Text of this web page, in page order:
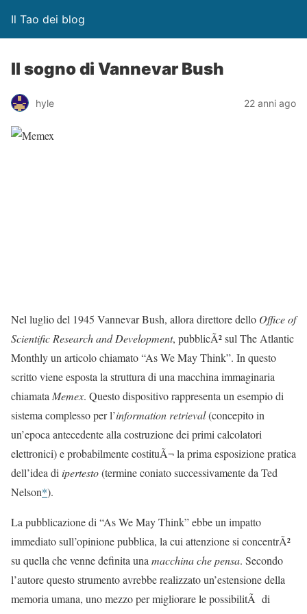
Il Tao dei blog
Il sogno di Vannevar Bush
hyle 22 anni ago
Nel luglio del 1945 Vannevar Bush, allora direttore dello Office of
Scientific Research and Development, pubblicÃ² sul The Atlantic
Monthly un articolo chiamato “As We May Think”. In questo
scritto viene esposta la struttura di una macchina immaginaria
chiamata Memex. Questo dispositivo rappresenta un esempio di
sistema complesso per l’information retrieval(concepito in
un’epoca antecedente alla costruzione dei primi calcolatori
elettronici) e probabilmente costituÃ¬ la prima esposizione pratica
dell’idea di ipertesto(termine coniato successivamente da Ted
Nelson*).
La pubblicazione di “As We May Think” ebbe un impatto
immediato sull’opinione pubblica, la cui attenzione si concentrÃ²
su quella che venne definita una macchina che pensa. Secondo
l’autore questo strumento avrebbe realizzato un’estensione della
memoria umana, uno mezzo per migliorare le possibilitÃ di